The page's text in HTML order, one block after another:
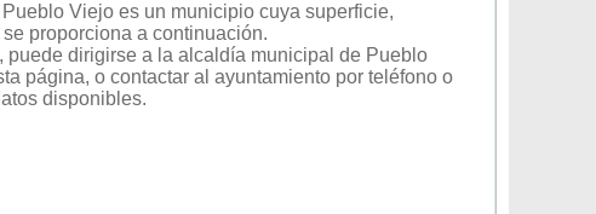
Viejo es un municipio cuya superficie,
proporciona a continuación.
dirigirse a la alcaldía municipal de Pueblo
página, o contactar al ayuntamiento por teléfono o
disponibles.